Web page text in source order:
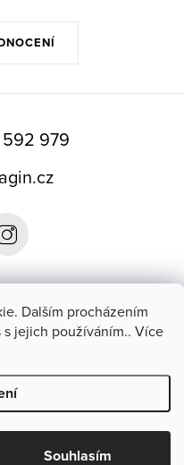
Dalším procházením
jejich používáním.. Více
Souhlasím
979
práva vyhrazena.Upravit